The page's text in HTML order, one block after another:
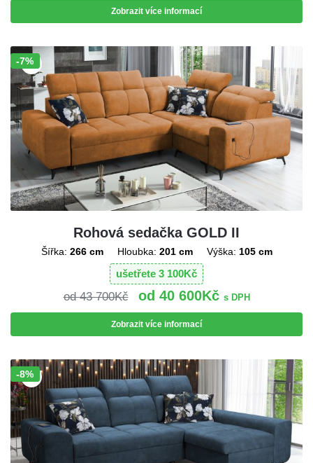
Zobrazit více informací
Sleva!
-7%
Rohová sedačka GOLD II
Šířka: 266 cm Hloubka: 201 cm Výška: 105 cm
ušetřete 3 100Kč
43 700Kč 40 600Kč s DPH
Zobrazit více informací
Sleva!
-8%